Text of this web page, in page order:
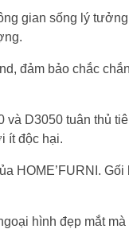
gian sống lý
đảm bảo chắc
D3050 tuân thủ
ít độc hại.
HOME’FURNI.
hình đẹp mắt